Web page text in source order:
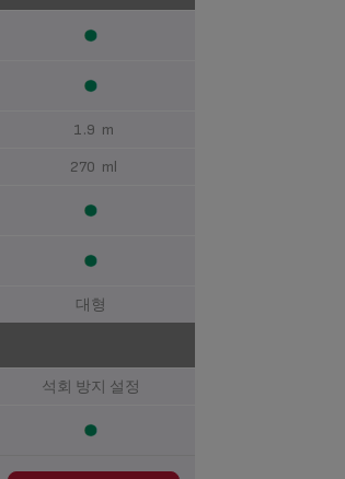
1.9 m
270 ml
대형
석회 방지 설정